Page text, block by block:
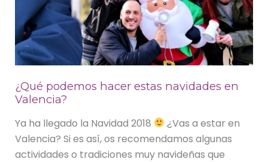
¿Qué podemos hacer estas navidades en
Valencia?
Ya ha llegado la Navidad 2018
¿Vas a estar en
Valencia? Si es así, os recomendamos algunas
actividades o tradiciones muy navideñas que